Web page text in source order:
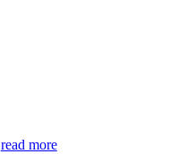
read more